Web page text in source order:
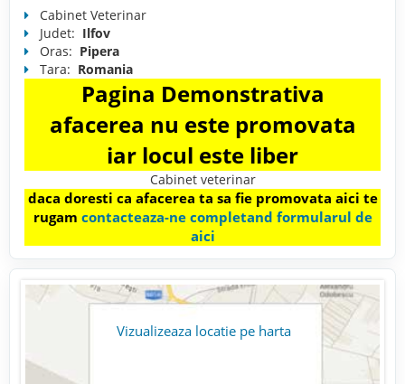
Cabinet Veterinar
Judet: Ilfov
Oras: Pipera
Tara: Romania
Pagina Demonstrativa
afacerea nu este promovata
iar locul este liber
Cabinet veterinar
daca doresti ca afacerea ta sa fie promovata aici te
rugam contacteaza-ne completand formularul de
aici
Vizualizeaza locatie pe harta